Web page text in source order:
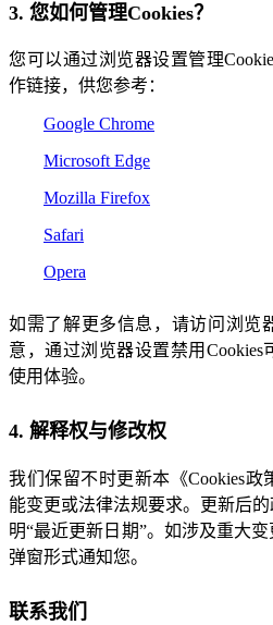
3. 您如何管理Cookies？
您可以通过浏览器设置管理
作链接，供您参考：
Google Chrome
Microsoft Edge
Mozilla Firefox
Safari
Opera
如需了解更多信息，请访问浏览
意，通过浏览器设置禁用
使用体验。
4. 解释权与修改权
我们保留不时更新本《Cookies
能变更或法律法规要求。更新后
明“最近更新日期”。如涉及重大
弹窗形式通知您。
联系我们